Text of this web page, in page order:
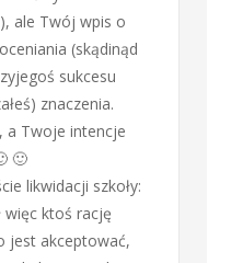
ale Twój wpis o
(skądinąd
sukcesu
znaczenia.
a Twoje intencje
🙂
likwidacji szkoły:
więc ktoś rację
jest akceptować,